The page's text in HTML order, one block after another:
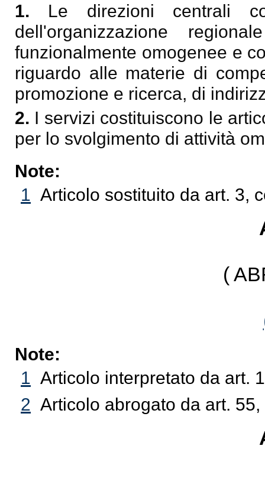
1. Le direzioni centrali
dell'organizzazione
funzionalmente omogenee e
riguardo alle materie di
promozione e ricerca, di
2. I servizi costituiscono le
per lo svolgimento di attività
Note:
1 Articolo sostituito da art. 3,
(
Note:
1 Articolo interpretato da art.
2 Articolo abrogato da art.